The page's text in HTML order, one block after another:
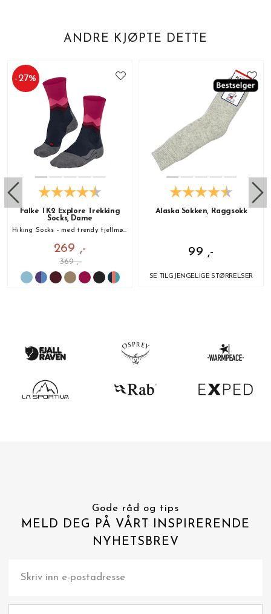
ANDRE KJØPTE DETTE
-27%
Falke TK2 Explore Trekking
Socks, Dame
Hiking Socks - med trendy fjellmønster!
269 ,-
369 ,-
Alaska Sokken, Raggsokk
99 ,-
SE TILGJENGELIGE STØRRELSER
Gode råd og tips
MELD DEG PÅ VÅRT INSPIRERENDE
NYHETSBREV